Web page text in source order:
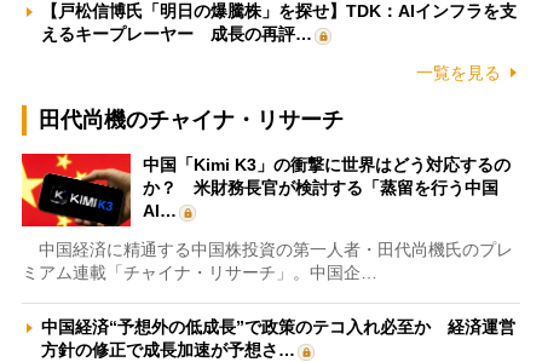
【戸松信博氏「明日の爆騰株」を探せ】TDK：AIインフラを支
えるキープレーヤー 成長の再評…
一覧を見る
田代尚機のチャイナ・リサーチ
中国「Kimi K3」の衝撃に世界はどう対応するの
か？ 米財務長官が検討する「蒸留を行う中国
AI…
中国経済に精通する中国株投資の第一人者・田代尚機氏のプレ
ミアム連載「チャイナ・リサーチ」。中国企…
中国経済“予想外の低成長”で政策のテコ入れ必至か 経済運営
方針の修正で成長加速が予想さ…